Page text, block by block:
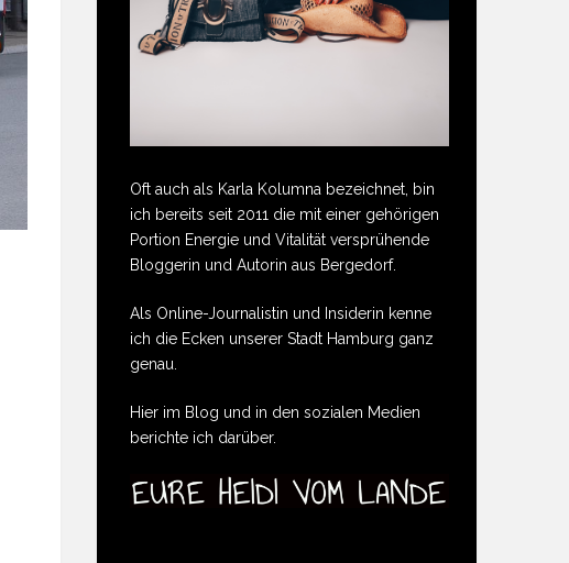
Oft auch als Karla Kolumna bezeichnet, bin
ich bereits seit 2011 die mit einer gehörigen
Portion Energie und Vitalität versprühende
Bloggerin und Autorin aus Bergedorf.
Als Online-Journalistin und Insiderin kenne
ich die Ecken unserer Stadt Hamburg ganz
genau.
Hier im Blog und in den sozialen Medien
berichte ich darüber.